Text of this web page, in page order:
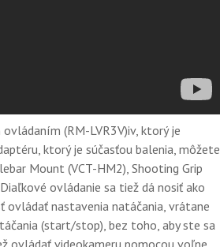
(RM-LVR3V)iv, ktorý je
ktorý je súčasťou balenia, môžete
Mount (VCT-HM2), Shooting Grip
ovládanie sa tiež dá nosiť ako
ovládať nastavenia natáčania, vrátane
(start/stop), bez toho, aby ste sa